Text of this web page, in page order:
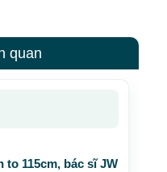
quan
115cm, bác sĩ JW